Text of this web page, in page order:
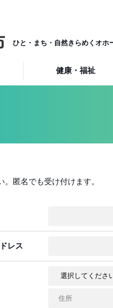
ひと・まち・自然きらめくオホ
健康・福祉
匿名でも受け付けます。
レス